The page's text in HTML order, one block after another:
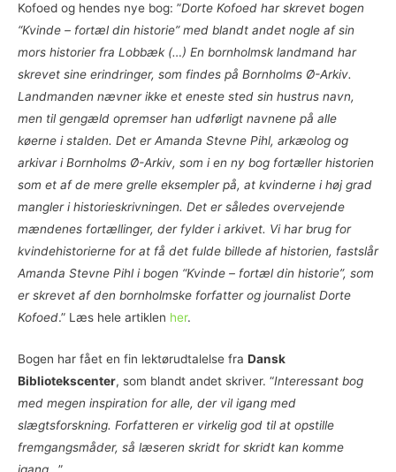
Kofoed og hendes nye bog: ”Dorte Kofoed har skrevet bogen
“Kvinde – fortæl din historie” med blandt andet nogle af sin
mors historier fra Lobbæk (…) En bornholmsk landmand har
skrevet sine erindringer, som findes på Bornholms Ø-Arkiv.
Landmanden nævner ikke et eneste sted sin hustrus navn,
men til gengæld opremser han udførligt navnene på alle
køerne i stalden. Det er Amanda Stevne Pihl, arkæolog og
arkivar i Bornholms Ø-Arkiv, som i en ny bog fortæller historien
som et af de mere grelle eksempler på, at kvinderne i høj grad
mangler i historieskrivningen. Det er således overvejende
mændenes fortællinger, der fylder i arkivet. Vi har brug for
kvindehistorierne for at få det fulde billede af historien, fastslår
Amanda Stevne Pihl i bogen “Kvinde – fortæl din historie”, som
er skrevet af den bornholmske forfatter og journalist Dorte
Kofoed.” Læs hele artiklen her.
Bogen har fået en fin lektørudtalelse fra Dansk
Bibliotekscenter, som blandt andet skriver. “Interessant bog
med megen inspiration for alle, der vil igang med
slægtsforskning. Forfatteren er virkelig god til at opstille
fremgangsmåder, så læseren skridt for skridt kan komme